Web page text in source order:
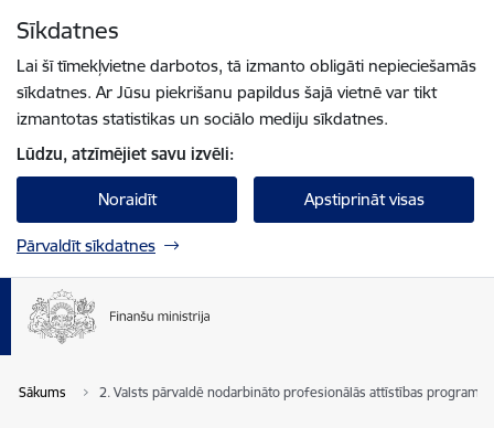
Sīkdatnes
Lai šī tīmekļvietne darbotos, tā izmanto obligāti nepieciešamās
sīkdatnes. Ar Jūsu piekrišanu papildus šajā vietnē var tikt
izmantotas statistikas un sociālo mediju sīkdatnes.
Lūdzu, atzīmējiet savu izvēli:
Noraidīt Apstiprināt visas
Pārvaldīt sīkdatnes
Sākums 2. Valsts pārvaldē nodarbināto profesionālās attīstības